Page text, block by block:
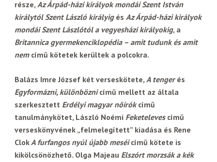
része, Az Árpád-házi királyok mondái Szent István
királytól Szent László királyigés Az Árpád-házi királyok
mondái Szent Lászlótól a vegyesházi királyokig, a
Britannica gyermekenciklopédia – amit tudunk és amit
nemcímű kötetek kerültek a polcokra.
Balázs Imre József két verseskötete, A tengerés
Egyformázni, különböznicímű mellett az általa
szerkesztett Erdélyi magyar nőírókcímű
tanulmánykötet, László Noémi Feketelevescímű
verseskönyvének „felmelegített” kiadása és Rene
ClokA furfangos nyúl újabb meséicímű kötete is
kikölcsönözhető. Olga Majeau Elszórt morzsák a kék